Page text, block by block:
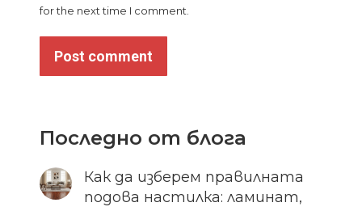
for the next time I comment.
Post comment
Последно от блога
Как да изберем правилната
подова настилка: ламинат,